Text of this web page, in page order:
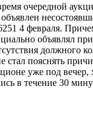
очередной
4 февраля.
объявлял
должного
стал пояснять
уже под вечер,
в течение 30